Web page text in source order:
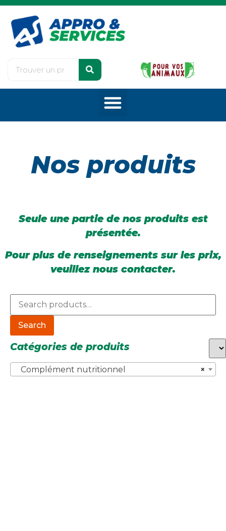
Nos produits
Seule une partie de nos produits est
présentée.
Pour plus de renseignements sur les prix,
veuillez nous contacter.
Search
Catégories de produits
×
Complément nutritionnel